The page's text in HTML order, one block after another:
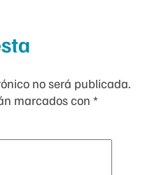
no será publicada.
marcados con *